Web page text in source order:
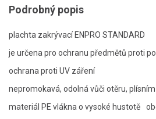
Podrobný popis
plachta zakrývací ENPRO STANDARD
je určena pro ochranu předmětů proti
ochrana proti UV záření
nepromokavá, odolná vůči otěru,
materiál PE vlákna o vysoké hustotě